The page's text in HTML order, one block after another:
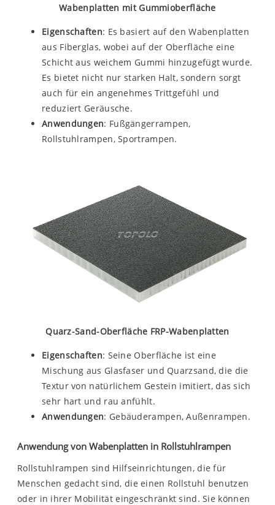
Wabenplatten mit Gummioberfläche
Eigenschaften: Es basiert auf den Wabenplatten
aus Fiberglas, wobei auf der Oberfläche eine
Schicht aus weichem Gummi hinzugefügt wurde.
Es bietet nicht nur starken Halt, sondern sorgt
auch für ein angenehmes Trittgefühl und
reduziert Geräusche.
Anwendungen: Fußgängerrampen,
Rollstuhlrampen, Sportrampen.
Quarz-Sand-Oberfläche FRP-Wabenplatten
Eigenschaften: Seine Oberfläche ist eine
Mischung aus Glasfaser und Quarzsand, die die
Textur von natürlichem Gestein imitiert, das sich
sehr hart und rau anfühlt.
Anwendungen: Gebäuderampen, Außenrampen.
Anwendung von Wabenplatten in Rollstuhlrampen
Rollstuhlrampen sind Hilfseinrichtungen, die für
Menschen gedacht sind, die einen Rollstuhl benutzen
oder in ihrer Mobilität eingeschränkt sind. Sie können